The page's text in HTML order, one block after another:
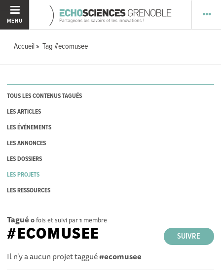
MENU
Accueil Tag #ecomusee
TOUS LES CONTENUS TAGUÉS
LES ARTICLES
LES ÉVÉNEMENTS
LES ANNONCES
LES DOSSIERS
LES PROJETS
LES RESSOURCES
Tagué 0fois et suivi par1 membre
SUIVRE
#ECOMUSEE
Il n'y a aucun projet taggué#ecomusee